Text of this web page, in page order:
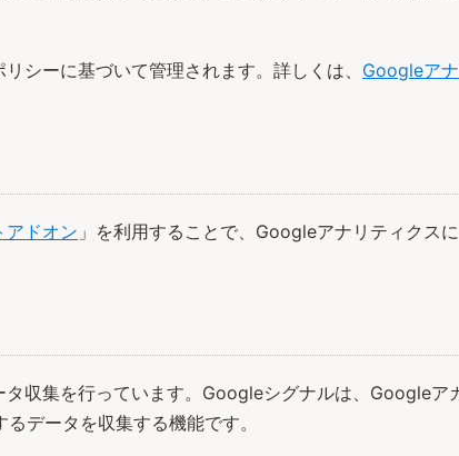
シーに基づいて管理されます。詳しくは、 Googleア
アドオン 」を利用することで、Googleアナリティクス
収集を行っています。Googleシグナルは、Googleア
データを収集する機能です。